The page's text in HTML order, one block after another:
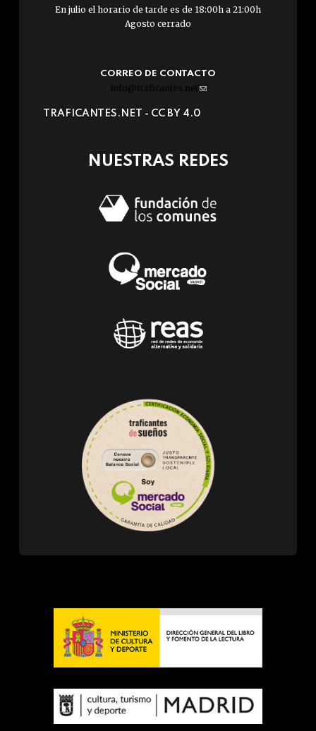
En julio el horario de tarde es de 18:00h a 21:00h
Agosto cerrado
CORREO DE CONTACTO
info@traficantes.net (link
e-
TRAFICANTES.NET - CC BY 4.0
NUESTRAS REDES